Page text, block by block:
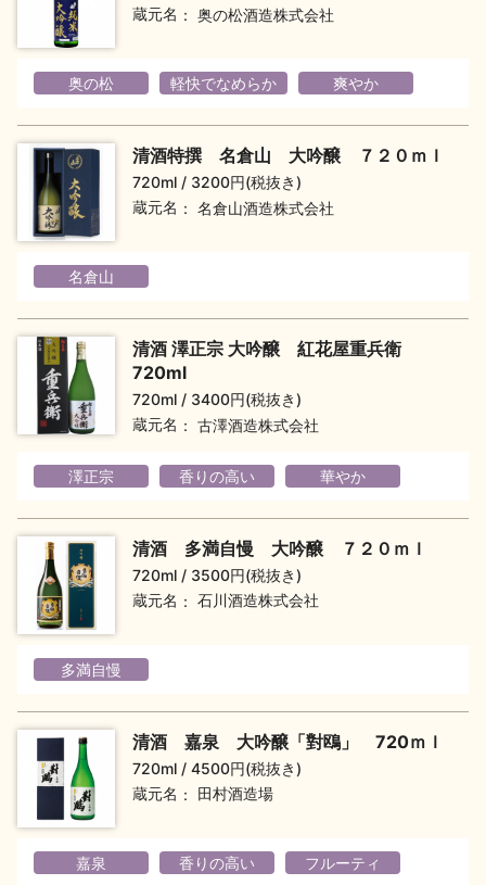
日本酒の楽しみ方特集
季節の商品 イベント情報
美味しい地酒の選び方
地酒蔵元会とは
お問い合わせ
蔵元名
奥の松酒造株式会社
奥の松 軽快でなめらか 爽やか
清酒特撰 名倉山 大吟醸 ７２０ｍｌ
720ml
3200円(税抜き)
蔵元名
名倉山酒造株式会社
名倉山
清酒 澤正宗 大吟醸 紅花屋重兵衛
720ml
720ml
3400円(税抜き)
蔵元名
古澤酒造株式会社
澤正宗 香りの高い 華やか
清酒 多満自慢 大吟醸 ７２０ｍｌ
720ml
3500円(税抜き)
蔵元名
石川酒造株式会社
多満自慢
清酒 嘉泉 大吟醸「對鴎」 720ｍｌ
720ml
4500円(税抜き)
蔵元名
田村酒造場
嘉泉 香りの高い フルーティ